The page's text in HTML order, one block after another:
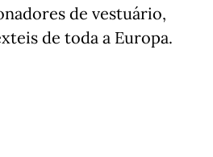
de vestuário,
de toda a Europa.